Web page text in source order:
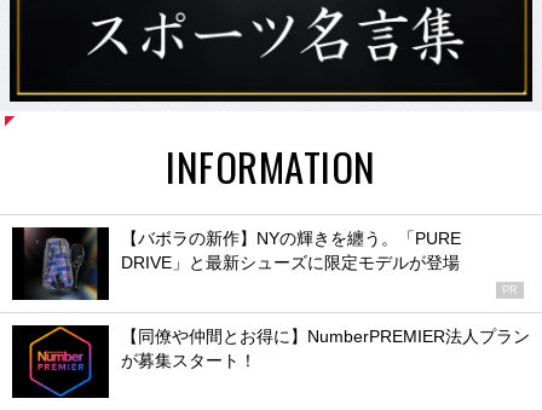
INFORMATION
【バボラの新作】NYの輝きを纏う。「PURE
DRIVE」と最新シューズに限定モデルが登場
PR
【同僚や仲間とお得に】NumberPREMIER法人プラン
が募集スタート！